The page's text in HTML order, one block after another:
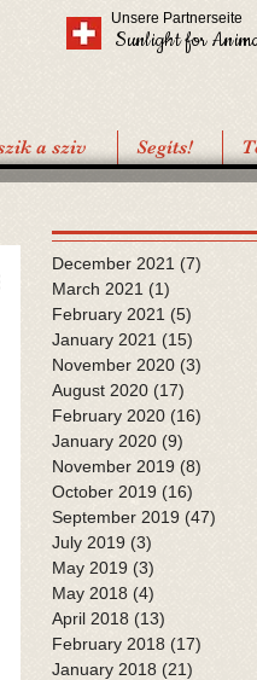
Unsere Partnerseite
Sunlight for
a sziv Segíts!
December 2021 (7)
March 2021 (1)
February 2021 (5)
January 2021 (15)
November 2020 (3)
August 2020 (17)
February 2020 (16)
January 2020 (9)
November 2019 (8)
October 2019 (16)
September 2019 (47)
July 2019 (3)
May 2019 (3)
May 2018 (4)
April 2018 (13)
February 2018 (17)
January 2018 (21)